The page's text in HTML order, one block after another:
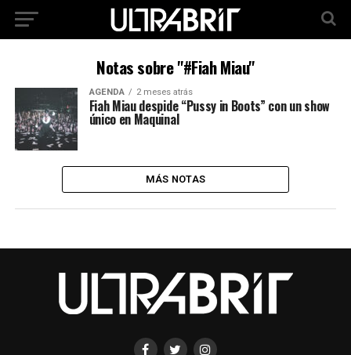
Notas sobre "#Fiah Miau"
AGENDA 2 meses atrás
Fiah Miau despide “Pussy in Boots” con un show
único en Maquinal
MÁS NOTAS